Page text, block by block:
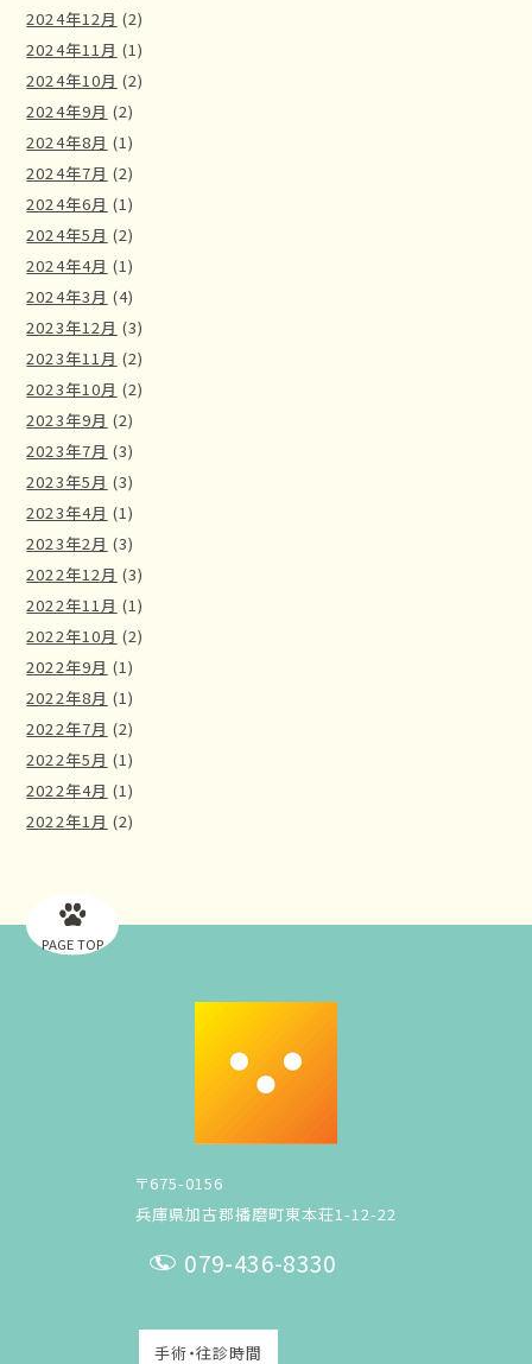
2024年12月 (2)
2024年11月 (1)
2024年10月 (2)
2024年9月 (2)
2024年8月 (1)
2024年7月 (2)
2024年6月 (1)
2024年5月 (2)
2024年4月 (1)
2024年3月 (4)
2023年12月 (3)
2023年11月 (2)
2023年10月 (2)
2023年9月 (2)
2023年7月 (3)
2023年5月 (3)
2023年4月 (1)
2023年2月 (3)
2022年12月 (3)
2022年11月 (1)
2022年10月 (2)
2022年9月 (1)
2022年8月 (1)
2022年7月 (2)
2022年5月 (1)
2022年4月 (1)
2022年1月 (2)
PAGE TOP
〒675-0156
兵庫県加古郡播磨町東本荘1-12-22
E
079-436-8330
手術・往診時間